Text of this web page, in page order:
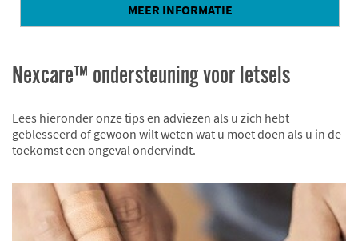
MEER INFORMATIE
Nexcare™ ondersteuning voor letsels
Lees hieronder onze tips en adviezen als u zich hebt
geblesseerd of gewoon wilt weten wat u moet doen als u in de
toekomst een ongeval ondervindt.